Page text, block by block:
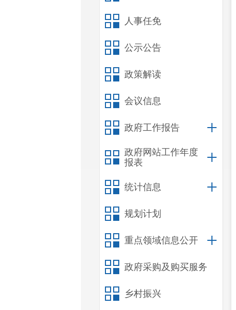
人事任免
公示公告
政策解读
会议信息
政府工作报告
政府网站工作年度
报表
统计信息
规划计划
重点领域信息公开
政府采购及购买服务
乡村振兴